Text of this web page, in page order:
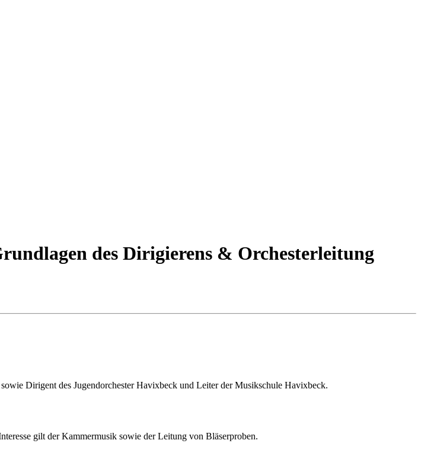
des Dirigierens & Orchesterleitung
Dirigent des Jugendorchester Havixbeck und Leiter der Musikschule Havixbeck.
gilt der Kammermusik sowie der Leitung von Bläserproben.